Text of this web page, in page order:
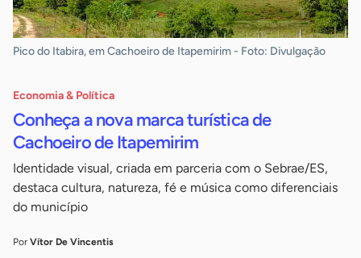
Pico do Itabira, em Cachoeiro de Itapemirim - Foto: Divulgação
Economia & Política
Conheça a nova marca turística de
Cachoeiro de Itapemirim
Identidade visual, criada em parceria com o Sebrae/ES,
destaca cultura, natureza, fé e música como diferenciais
do município
Por Vítor De Vincentis